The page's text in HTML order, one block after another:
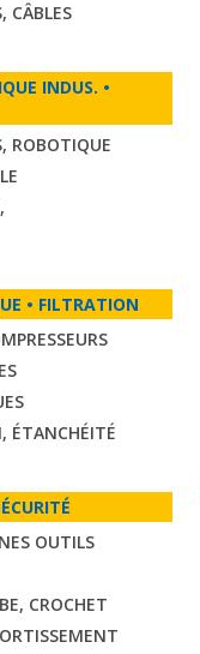
CÂBLES
INDUS. •
ROBOTIQUE
• FILTRATION
ÉTANCHÉITÉ
OUTILS
CROCHET